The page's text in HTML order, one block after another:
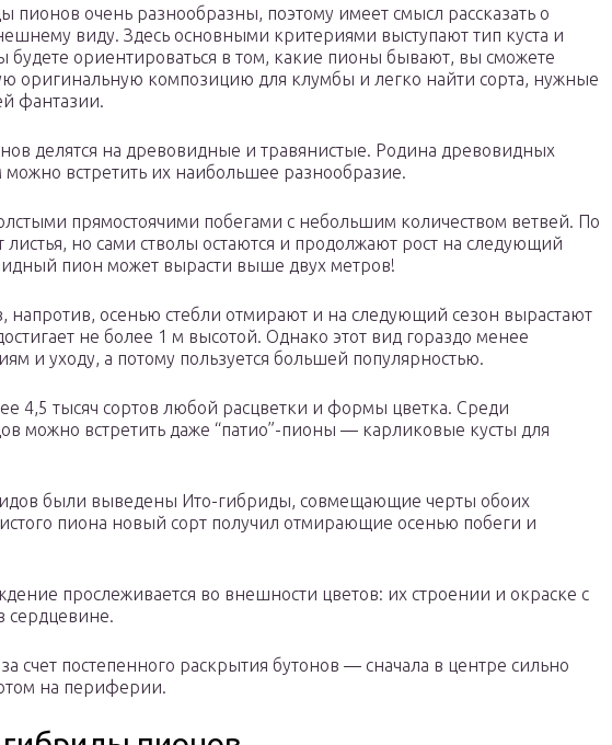
очень разнообразны, поэтому имеет смысл рассказать о
виду. Здесь основными критериями выступают тип куста и
будете ориентироваться в том, какие пионы бывают, вы сможете
оригинальную композицию для клумбы и легко найти сорта, нужные
фантазии.
делятся на древовидные и травянистые. Родина древовидных
можно встретить их наибольшее разнообразие.
прямостоячими побегами с небольшим количеством ветвей. По
листья, но сами стволы остаются и продолжают рост на следующий
пион может вырасти выше двух метров!
напротив, осенью стебли отмирают и на следующий сезон вырастают
не более 1 м высотой. Однако этот вид гораздо менее
и уходу, а потому пользуется большей популярностью.
4,5 тысяч сортов любой расцветки и формы цветка. Среди
можно встретить даже “патио”-пионы — карликовые кусты для
были выведены Ито-гибриды, совмещающие черты обоих
пиона новый сорт получил отмирающие осенью побеги и
прослеживается во внешности цветов: их строении и окраске с
сердцевине.
счет постепенного раскрытия бутонов — сначала в центре сильно
на периферии.